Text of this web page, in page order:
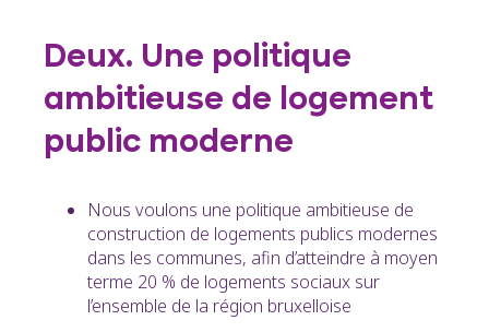
Deux. Une politique
ambitieuse de logement
public moderne
Nous voulons une politique ambitieuse de
construction de logements publics modernes
dans les communes, afin d’atteindre à moyen
terme 20 % de logements sociaux sur
l’ensemble de la région bruxelloise